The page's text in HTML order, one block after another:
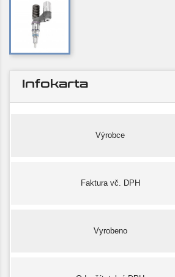
Infokarta
Výrobce
Faktura vč. DPH
Vyrobeno